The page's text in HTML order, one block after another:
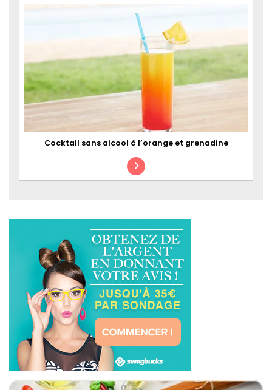
Cocktail sans alcool à l’orange et grenadine